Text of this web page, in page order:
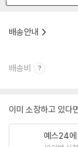
배송안내
배송비
이미 소장하고 있다
예스24에